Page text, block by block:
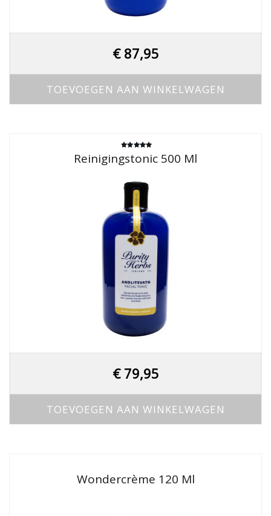
€87,95
TOEVOEGEN AAN WINKELWAGEN
5.00
uit 5
Reinigingstonic 500 Ml
€79,95
TOEVOEGEN AAN WINKELWAGEN
Wondercrème 120 Ml